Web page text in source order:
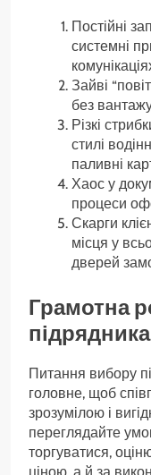
Постійні
системні
Зайві
без
Різкі
стилі
паливні
Хаос у
процеси
Скарги
місця у
дверей
Грамотна
Питання вибору
головне, щоб
зрозумілою і
переглядайте
торгуватися,